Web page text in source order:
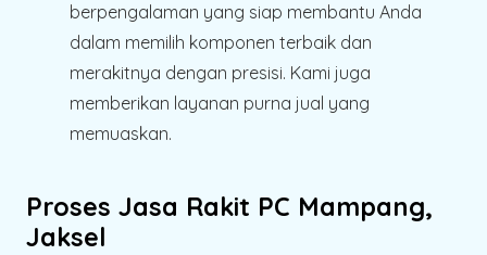
berpengalaman yang siap membantu Anda
dalam memilih komponen terbaik dan
merakitnya dengan presisi. Kami juga
memberikan layanan purna jual yang
memuaskan.
Proses Jasa Rakit PC Mampang,
Jaksel